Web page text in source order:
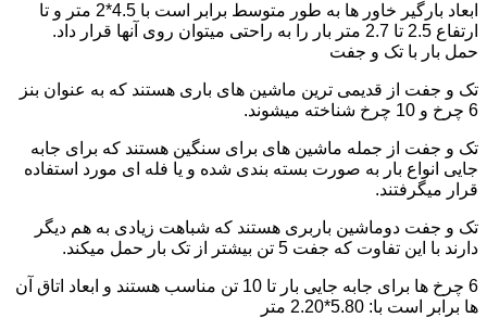
ابعاد بارگیر خاور ها به طور متوسط برابر است با 4.5*2 متر و تا
ارتفاع 2.5 تا 2.7 متر بار را به راحتی میتوان روی آنها قرار داد.
حمل بار با تک و جفت
تک و جفت از قدیمی ترین ماشین های باری هستند که به عنوان بنز
6 چرخ و 10 چرخ شناخته میشوند.
تک و جفت از جمله ماشین های برای سنگین هستند که برای جابه
جایی انواع بار به صورت بسته بندی شده و یا فله ای مورد استفاده
قرار میگرفتند.
تک و جفت دوماشین باربری هستند که شباهت زیادی به هم دیگر
دارند با این تفاوت که جفت 5 تن بیشتر از تک بار حمل میکند.
6 چرخ ها برای جابه جایی بار تا 10 تن مناسب هستند و ابعاد اتاق آن
ها برابر است با: 5.80*2.20 متر